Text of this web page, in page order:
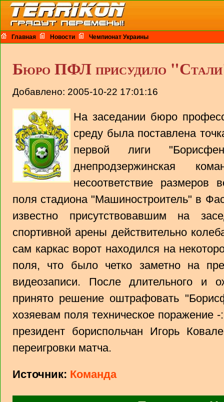
Главная Новости Чемпионат Украины
Бюро ПФЛ присудило
Добавлено: 2005-10-22 17:01:16
На заседании бюро
среду была поставлена
первой лиги
днепродзержинская
несоответствие размеров
поля стадиона "Машиностроитель" в
известно присутствовавшим на
спортивной арены действительно
сам каркас ворот находился на
поля, что было четко заметно на
видеозаписи. После длительного и
принято решение оштрафовать
хозяевам поля техническое поражение
президент бориспольчан Игорь
переигровки матча.
Источник: Команда